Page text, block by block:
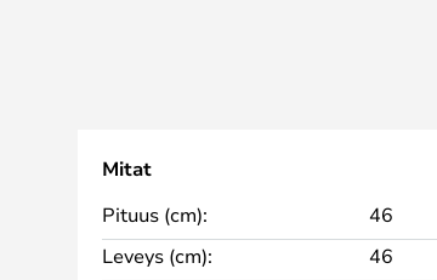
Mitat
Pituus (cm):
46
Leveys (cm):
46